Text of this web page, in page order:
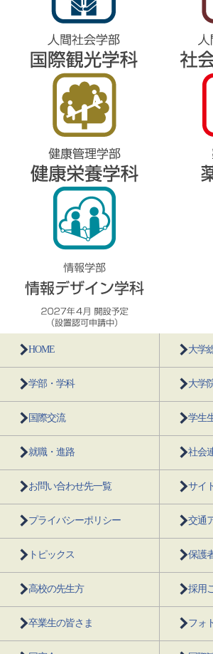
HOME 大学
学部・学科 大学
国際交流 学生
就職・進路 社会
お問い合わせ先一覧 サイ
プライバシーポリシー 交通
トピックス 保護
高校の先生方 採用
卒業生の皆さま フォ